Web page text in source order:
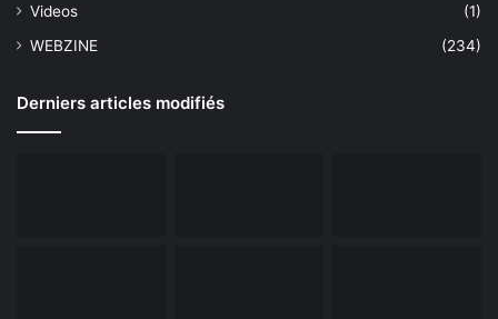
Videos
(1)
WEBZINE
(234)
Derniers articles modifiés